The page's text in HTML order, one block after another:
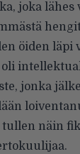
joka lähes
öiden läpi
oli
jonka
näin